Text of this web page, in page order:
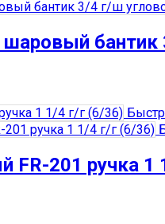
шаровый
FR-201 ручка 1